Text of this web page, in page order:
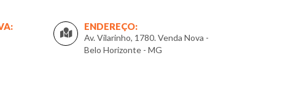
ENDEREÇO:
Av. Vilarinho, 1780. Venda Nova -
Belo Horizonte - MG